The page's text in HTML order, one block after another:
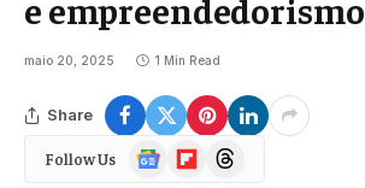
e empreendedorismo
maio 20, 2025 1 Min Read
Share
Follow Us
Google
News
FlipboardThreads